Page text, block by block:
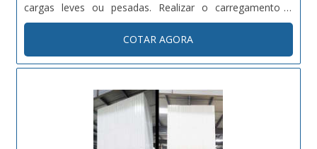
cargas leves ou pesadas. Realizar o carregamento e
abastecimento de materiais finos, úmidos ou abrasivos
geralmente sobre pilhas ou amontoamento seguindo o
angulo de acomodação ....
COTAR AGORA